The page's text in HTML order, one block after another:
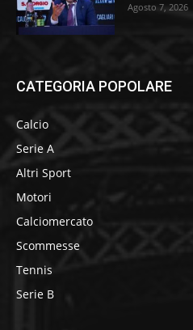
Agosto 7, 2026
CATEGORIA POPOLARE
Calcio
Serie A
Altri Sport
Motori
Calciomercato
Scommesse
Tennis
Serie B